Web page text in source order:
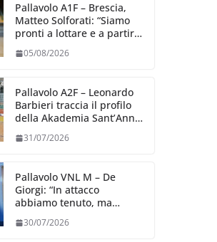
Pallavolo A1F – Brescia,
Matteo Solforati: “Siamo
pronti a lottare e a partire
giorno”
05/08/2026
Pallavolo A2F – Leonardo
Barbieri traccia il profilo
della Akademia Sant’Anna
31/07/2026
Pallavolo VNL M – De
Giorgi: “In attacco
abbiamo tenuto, ma
dalla prestazione in
30/07/2026